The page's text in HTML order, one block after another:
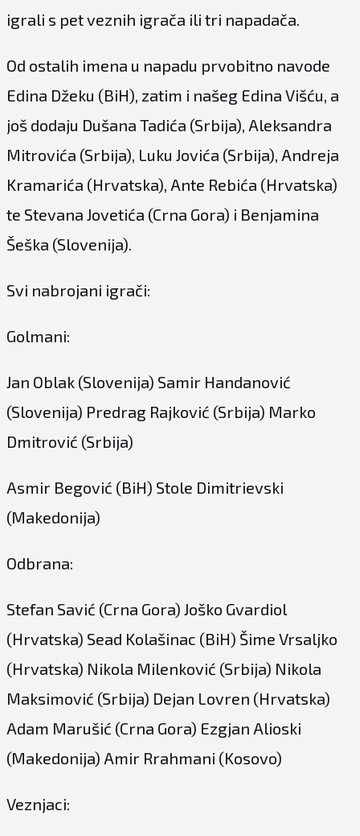
igrali s pet veznih igrača ili tri napadača.
Od ostalih imena u napadu prvobitno navode
Edina Džeku (BiH), zatim i našeg Edina Višću, a
još dodaju Dušana Tadića (Srbija), Aleksandra
Mitrovića (Srbija), Luku Jovića (Srbija), Andreja
Kramarića (Hrvatska), Ante Rebića (Hrvatska)
te Stevana Jovetića (Crna Gora) i Benjamina
Šeška (Slovenija).
Svi nabrojani igrači:
Golmani:
Jan Oblak (Slovenija) Samir Handanović
(Slovenija) Predrag Rajković (Srbija) Marko
Dmitrović (Srbija)
Asmir Begović (BiH) Stole Dimitrievski
(Makedonija)
Odbrana:
Stefan Savić (Crna Gora) Joško Gvardiol
(Hrvatska) Sead Kolašinac (BiH) Šime Vrsaljko
(Hrvatska) Nikola Milenković (Srbija) Nikola
Maksimović (Srbija) Dejan Lovren (Hrvatska)
Adam Marušić (Crna Gora) Ezgjan Alioski
(Makedonija) Amir Rrahmani (Kosovo)
Veznjaci: